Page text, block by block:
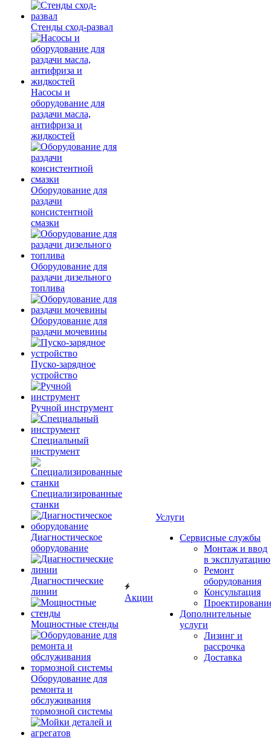
Стенды сход-развал
Насосы и
оборудование для
раздачи масла,
антифриза и
жидкостей
Оборудование для
раздачи
консистентной
смазки
Оборудование для
раздачи дизельного
топлива
Оборудование для
раздачи мочевины
Пуско-зарядное
устройство
Ручной инструмент
Специальный
инструмент
Специализированные
станки
Диагностическое
оборудование
Диагностические
линии
Мощностные стенды
Оборудование для
ремонта и
обслуживания
тормозной системы
Акции
Услуги
Сервисные службы
Монтаж и ввод
в эксплуатацию
Ремонт
оборудования
Консультация
Дополнительные
услуги
Лизинг и
рассрочка
Доставка